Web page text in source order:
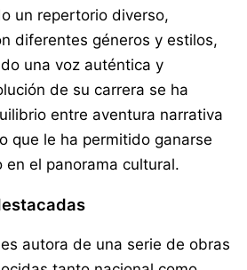
un repertorio diverso,
diferentes géneros y estilos,
una voz auténtica y
de su carrera se ha
entre aventura narrativa
que le ha permitido ganarse
el panorama cultural.
autora de una serie de obras